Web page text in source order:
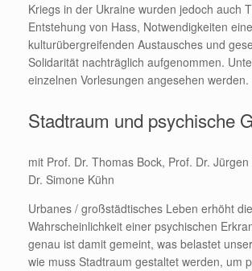
Kriegs in der Ukraine wurden jedoch auch
Entstehung von Hass, Notwendigkeiten
kulturübergreifenden Austausches und
Solidarität nachträglich aufgenommen.
einzelnen Vorlesungen angesehen werden.
Stadtraum und psychische
mit Prof. Dr. Thomas Bock, Prof. Dr.
Dr. Simone Kühn
Urbanes / großstädtisches Leben erhöht die
Wahrscheinlichkeit einer psychischen
genau ist damit gemeint, was belastet
wie muss Stadtraum gestaltet werden, um